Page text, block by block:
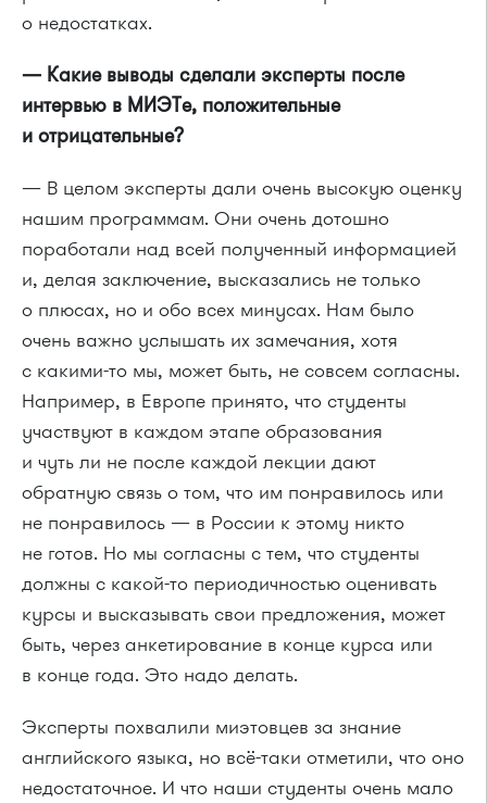
о недостатках.
— Какие выводы сделали эксперты после
интервью в МИЭТе, положительные
и отрицательные?
— В целом эксперты дали очень высокую оценку
нашим программам. Они очень дотошно
поработали над всей полученный информацией
и, делая заключение, высказались не только
о плюсах, но и обо всех минусах. Нам было
очень важно услышать их замечания, хотя
с какими-то мы, может быть, не совсем согласны.
Например, в Европе принято, что студенты
участвуют в каждом этапе образования
и чуть ли не после каждой лекции дают
обратную связь о том, что им понравилось или
не понравилось — в России к этому никто
не готов. Но мы согласны с тем, что студенты
должны с какой-то периодичностью оценивать
курсы и высказывать свои предложения, может
быть, через анкетирование в конце курса или
в конце года. Это надо делать.
Эксперты похвалили миэтовцев за знание
английского языка, но всё-таки отметили, что оно
недостаточное. И что наши студенты очень мало